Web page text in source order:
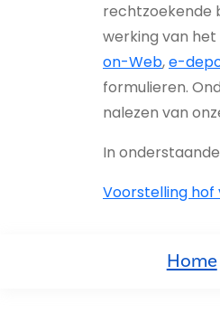
rechtzoekende
werking van het
on-Web,e-
formulieren.
nalezen van
In
Voorstelling hof
Home